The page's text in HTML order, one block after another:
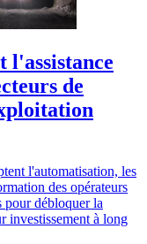
l'assistance
de
l'automatisation, les
des opérateurs
pour débloquer la
investissement à long